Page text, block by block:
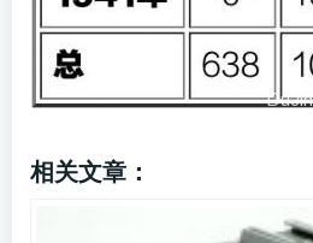
相关文章：